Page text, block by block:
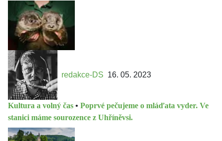
redakce-DS 16. 05. 2023
Kultura a volný čas • Poprvé pečujeme o mláďata vyder. Ve
stanici máme sourozence z Uhříněvsi.